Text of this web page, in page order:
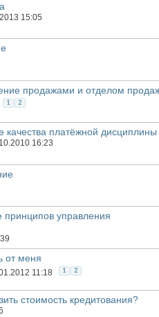
15:05
продажами и отделом
1 2
качества платёжной дисциплины
16:23
принципов управления
от меня
11:18 1 2
стоимость кредитования?